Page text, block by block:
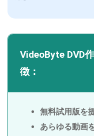
VideoByte DVD
徴：
無料試用版を
あらゆる動画